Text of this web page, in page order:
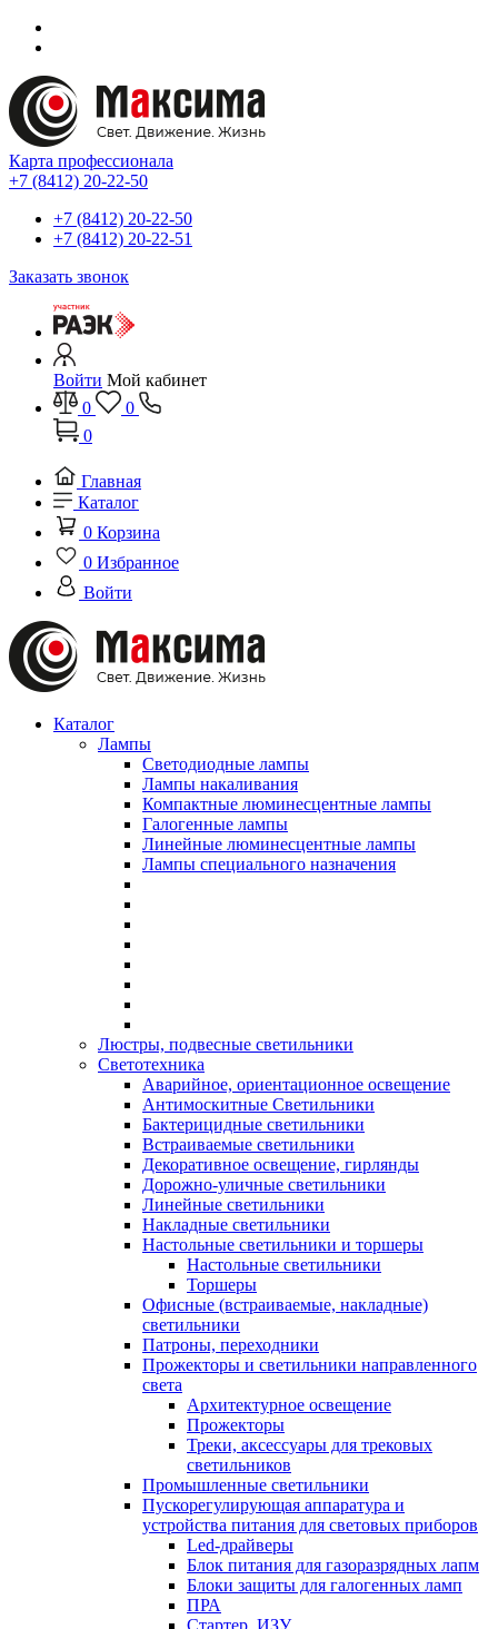
Карта профессионала
+7 (8412) 20-22-50
+7 (8412) 20-22-50
+7 (8412) 20-22-51
Заказать звонок
Войти Мой кабинет
0
0
0
Главная
Каталог
0 Корзина
0 Избранное
Войти
Каталог
Лампы
Светодиодные лампы
Лампы накаливания
Компактные люминесцентные лампы
Галогенные лампы
Линейные люминесцентные лампы
Лампы специального назначения
Люстры, подвесные светильники
Светотехника
Аварийное, ориентационное освещение
Антимоскитные Светильники
Бактерицидные светильники
Встраиваемые светильники
Декоративное освещение, гирлянды
Дорожно-уличные светильники
Линейные светильники
Накладные светильники
Настольные светильники и торшеры
Настольные светильники
Торшеры
Офисные (встраиваемые, накладные)
светильники
Патроны, переходники
Прожекторы и светильники направленного
света
Архитектурное освещение
Прожекторы
Треки, аксессуары для трековых
светильников
Промышленные светильники
Пускорегулирующая аппаратура и
устройства питания для световых приборов
Led-драйверы
Блок питания для газоразрядных лапм
Блоки защиты для галогенных ламп
ПРА
Стартер, ИЗУ